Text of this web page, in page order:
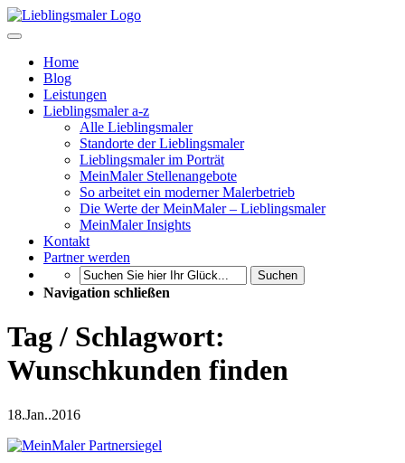
Home
Blog
Leistungen
Lieblingsmaler a-z
Alle Lieblingsmaler
Standorte der Lieblingsmaler
Lieblingsmaler im Porträt
MeinMaler Stellenangebote
So arbeitet ein moderner Malerbetrieb
Die Werte der MeinMaler – Lieblingsmaler
MeinMaler Insights
Kontakt
Partner werden
Suchen
Navigation schließen
Tag / Schlagwort:
Wunschkunden finden
18.Jan..2016